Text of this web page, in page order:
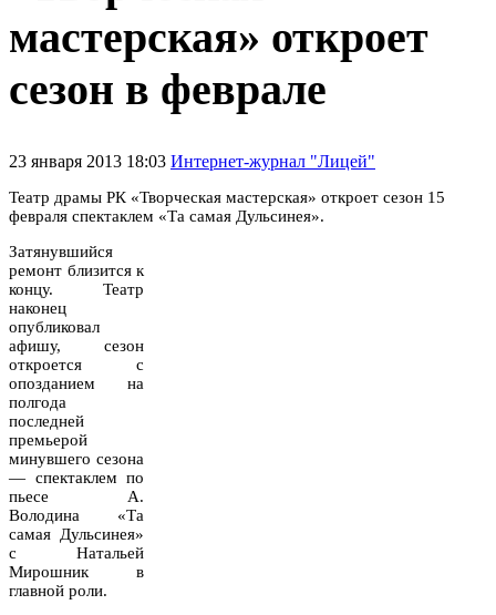
мастерская» откроет
сезон в феврале
23 января 2013 18:03 Интернет-журнал "Лицей"
Театр драмы РК «Творческая мастерская» откроет сезон 15
февраля спектаклем «Та самая Дульсинея».
Затянувшийся
ремонт близится к
концу. Театр
наконец
опубликовал
афишу, сезон
откроется с
опозданием на
полгода
последней
премьерой
минувшего сезона
— спектаклем по
пьесе А.
Володина «Та
самая Дульсинея»
с Натальей
Мирошник в
главной роли.